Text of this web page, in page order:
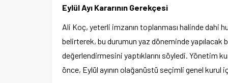
Eylül Ayı Kararının Gerekçesi
Ali Koç, yeterli imzanın toplanması halinde dahi
belirterek, bu durumun yaz döneminde yapılacak
değerlendirmesini yaptıklarını söyledi. Yönetim
önce, Eylül ayının olağanüstü seçimli genel kurul
Kemer Belediyespor U11 ilk